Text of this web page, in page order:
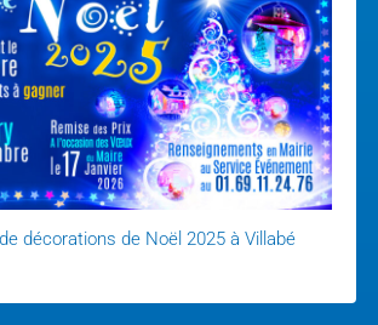
décorations de Noël 2025 à Villabé